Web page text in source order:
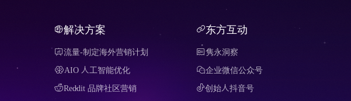
解决方案
流量-制定海外营销计划
AIO 人工智能优化
Reddit 品牌社区营销
东方互动
隽永洞察
企业微信公众号
创始人抖音号